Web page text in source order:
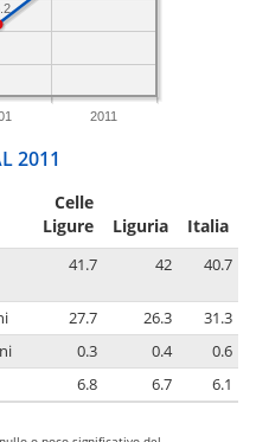
2011
2011
Celle
Ligure
Liguria Italia
41.7 42 40.7
27.7 26.3
31.3
0.3 0.4
0.6
6.8 6.7 6.1